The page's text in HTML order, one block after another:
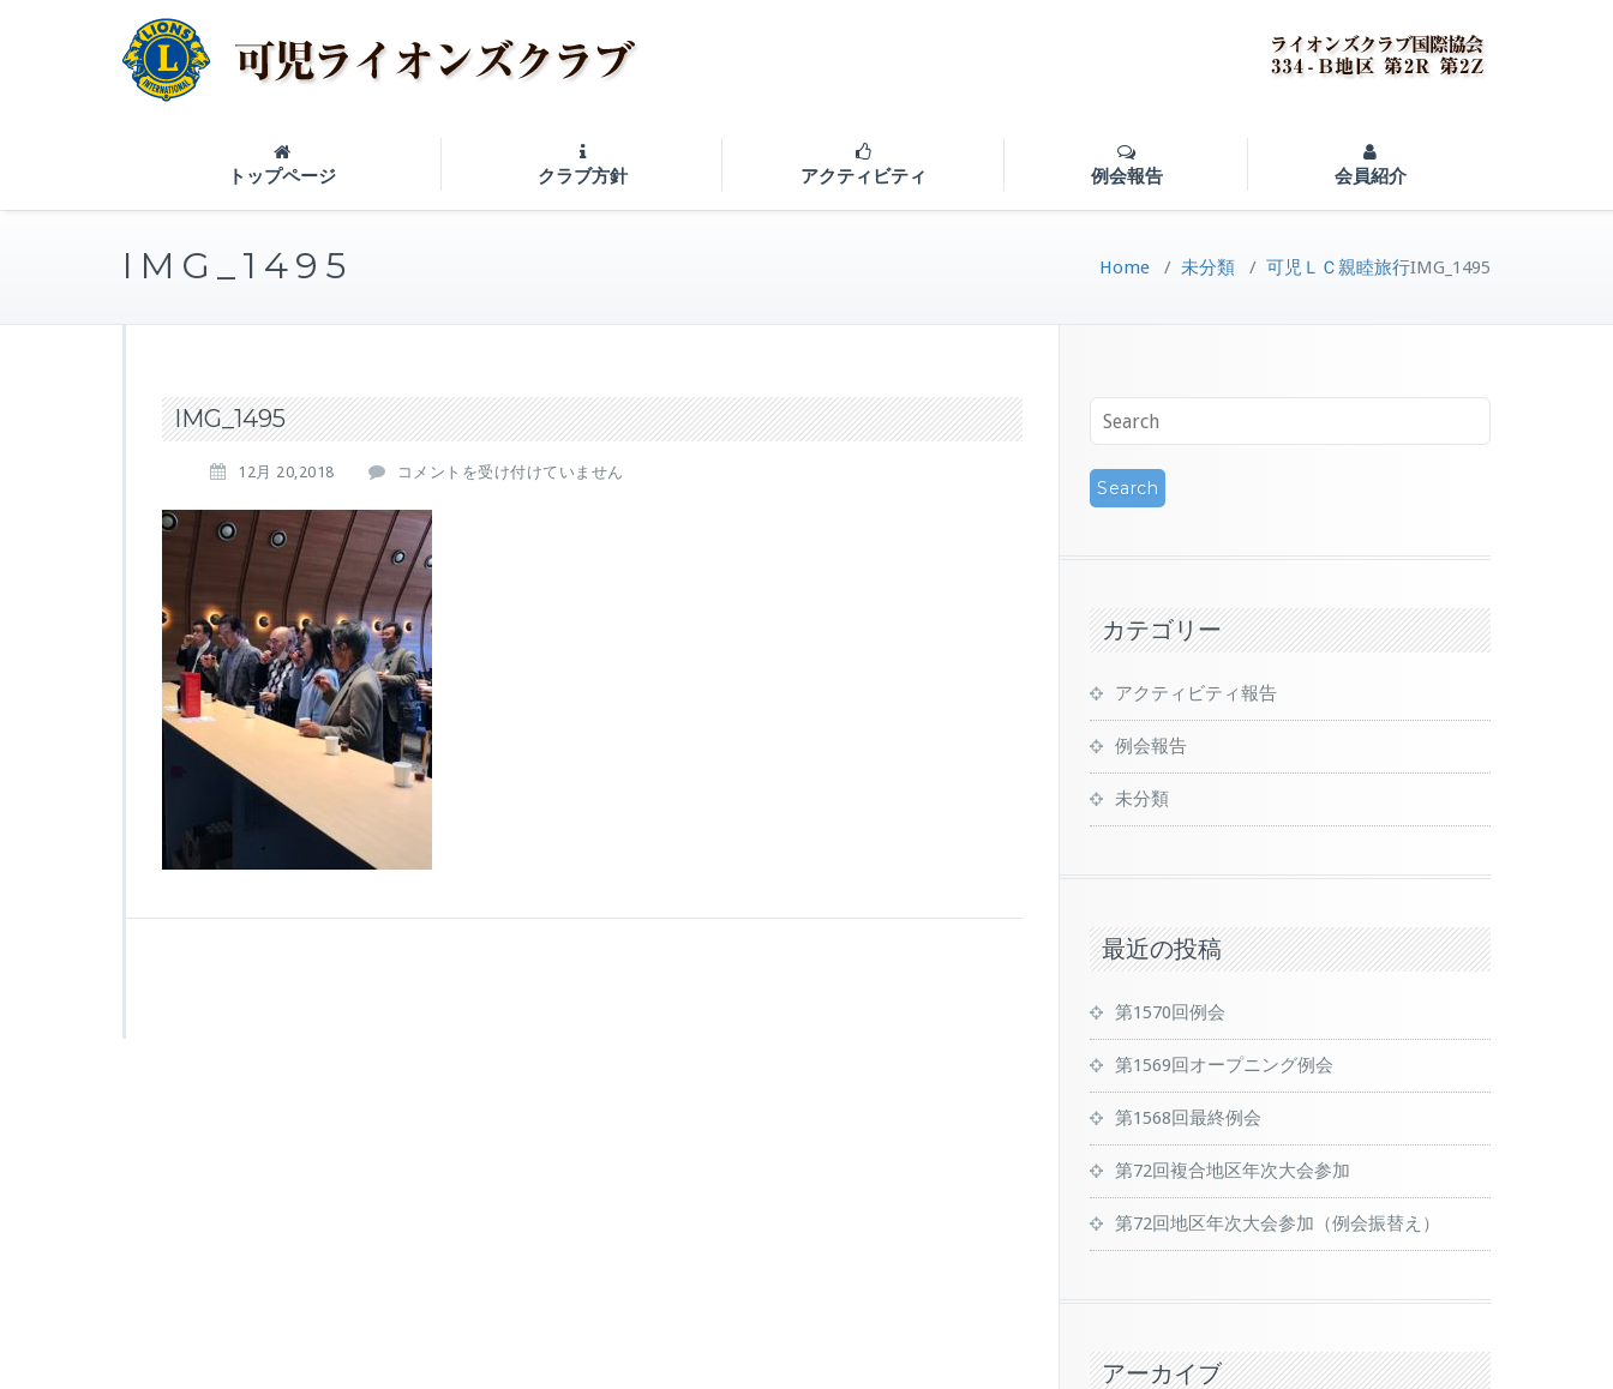
トップページ クラブ方針 アクティビティ 例会報告 会員紹介
IMG_1495 Home / 未分類 / 可児ＬＣ親睦旅行IMG_1495
IMG_1495
12月 20,2018
I
G
1
4
9
5
は
コメントを受け付けていません
カテゴリー
アクティビティ報告
例会報告
未分類
最近の投稿
第1570回例会
第1569回オープニング例会
第1568回最終例会
第72回複合地区年次大会参加
第72回地区年次大会参加（例会振替え）
アーカイブ